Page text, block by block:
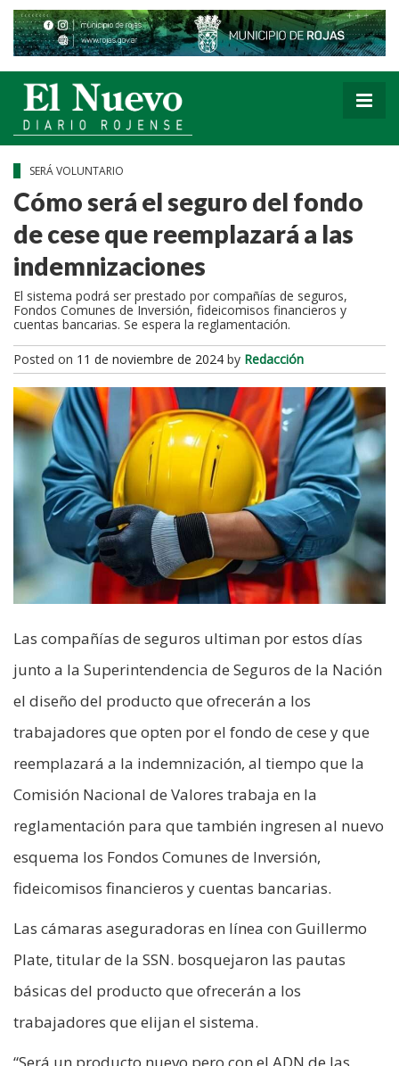
SERÁ VOLUNTARIO
Cómo será el seguro del fondo
de cese que reemplazará a las
indemnizaciones
El sistema podrá ser prestado por compañías de seguros,
Fondos Comunes de Inversión, fideicomisos financieros y
cuentas bancarias. Se espera la reglamentación.
Posted on 11 de noviembre de 2024 by Redacción
Las compañías de seguros ultiman por estos días
junto a la Superintendencia de Seguros de la Nación
el diseño del producto que ofrecerán a los
trabajadores que opten por el fondo de cese y que
reemplazará a la indemnización, al tiempo que la
Comisión Nacional de Valores trabaja en la
reglamentación para que también ingresen al nuevo
esquema los Fondos Comunes de Inversión,
fideicomisos financieros y cuentas bancarias.
Las cámaras aseguradoras en línea con Guillermo
Plate, titular de la SSN. bosquejaron las pautas
básicas del producto que ofrecerán a los
trabajadores que elijan el sistema.